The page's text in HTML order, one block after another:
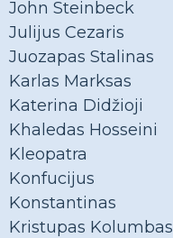
John Steinbeck
Julijus Cezaris
Juozapas Stalinas
Karlas Marksas
Katerina Didžioji
Khaledas Hosseini
Kleopatra
Konfucijus
Konstantinas
Kristupas Kolumbas